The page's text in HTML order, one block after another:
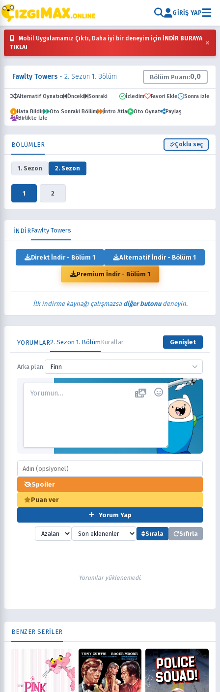
GIRIŞ YAP
Mobil Uygulamamız Çıktı, Daha iyi bir deneyim için İNDİR BURAYA
TIKLA!
×
Fawlty Towers - 2. Sezon 1. Bölüm Bölüm Puanı:0,0
Alternatif Oynatıcı Önceki Sonraki İzledim Favori Ekle Sonra izle
Hata Bildir Oto Sonraki Bölüm İntro Atla Oto Oynat
Paylaş
Birlikte İzle
BÖLÜMLER Çoklu seç
1. Sezon 2. Sezon
1 2
İNDİRFawlty Towers
Direkt İndir - Bölüm 1 Alternatif İndir - Bölüm 1
Premium İndir - Bölüm 1
İlk indirme kaynağı çalışmazsa diğer butonudeneyin.
YORUMLAR2. Sezon 1. BölümKurallar Genişlet
Arka plan: Finn
Spoiler
Puan ver
Yorum Yap
Sırala Sıfırla
Yorumlar yüklenemedi.
BENZER SERİLER